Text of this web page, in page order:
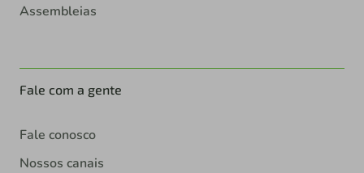
Assembleias
Fale com a gente
Fale conosco
Nossos canais